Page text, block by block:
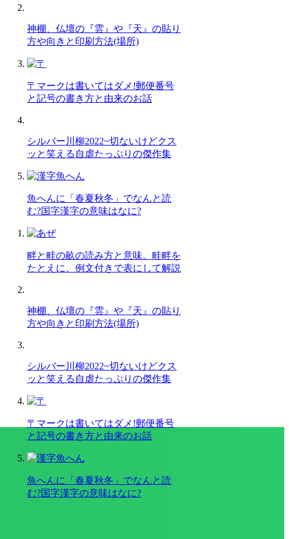
神棚、仏壇の『雲』や『天』の貼り
方や向きと印刷方法(場所)
〒マークは書いてはダメ!郵便番号
と記号の書き方と由来のお話
シルバー川柳2022~切ないけどクス
ッと笑える自虐たっぷりの傑作集
魚へんに「春夏秋冬」でなんと読
む?国字漢字の意味はなに?
畔と畦の畝の読み方と意味。畦畔を
たとえに、例文付きで表にして解説
神棚、仏壇の『雲』や『天』の貼り
方や向きと印刷方法(場所)
シルバー川柳2022~切ないけどクス
ッと笑える自虐たっぷりの傑作集
〒マークは書いてはダメ!郵便番号
と記号の書き方と由来のお話
魚へんに「春夏秋冬」でなんと読
む?国字漢字の意味はなに?